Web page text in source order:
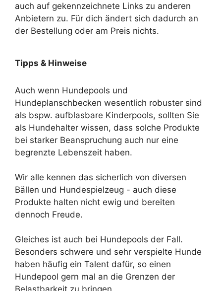
auch auf gekennzeichnete Links zu anderen
Anbietern zu. Für dich ändert sich dadurch an
der Bestellung oder am Preis nichts.
Tipps & Hinweise
Auch wenn Hundepools und
Hundeplanschbecken wesentlich robuster sind
als bspw. aufblasbare Kinderpools, sollten Sie
als Hundehalter wissen, dass solche Produkte
bei starker Beanspruchung auch nur eine
begrenzte Lebenszeit haben.
Wir alle kennen das sicherlich von diversen
Bällen und Hundespielzeug - auch diese
Produkte halten nicht ewig und bereiten
dennoch Freude.
Gleiches ist auch bei Hundepools der Fall.
Besonders schwere und sehr verspielte Hunde
haben häufig ein Talent dafür, so einen
Hundepool gern mal an die Grenzen der
Belastbarkeit zu bringen.